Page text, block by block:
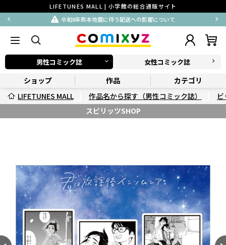
LIFETUNES MALL | 小学館の総合通販サイト
令和8年熊本地震に伴う配送への影響について
男性コミック誌 女性コミック誌
ショップ 作品
カテゴリ
LIFETUNES MALL
作品名から探す（男性コミック誌）
スピリッツSHOP